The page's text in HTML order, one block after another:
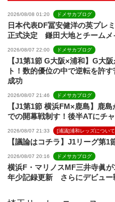
2026/08/08 01:20 ドメサカブログ
日本代表DF冨安健洋の英プレ
正式決定 鎌田大地とチームメ
2026/08/07 22:00 ドメサカブログ
【J1第1節 G大阪×浦和】G大
ト！数的優位の中で逆転を許
成功
2026/08/07 21:46 ドメサカブログ
【J1第1節 横浜FM×鹿島】鹿
での開幕戦制す！後半ATにチ
2026/08/07 21:33 [浦議]浦和レッズについ
【議論はコチラ】J1リーグ第1
2026/08/07 20:16 ドメサカブログ
横浜F・マリノスMF三井寺眞
年少記録更新 さらにデビュー